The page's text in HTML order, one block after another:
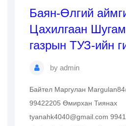
Баян-Өлгий
Цахилгаан
газрын ТУЗ-ийн
by admin
Байтел Маргулан
99422205 Өмирхан Тиянах
tyanahk4040@gmail.com